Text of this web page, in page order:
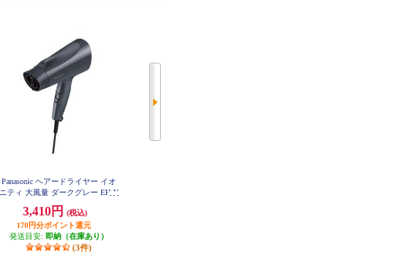
Panasonic ヘアードライヤー イオ
ニティ 大風量 ダークグレー EH-N
3,410円
(税込)
170円分ポイント還元
発送目安: 即納（在庫あり）
(3件)